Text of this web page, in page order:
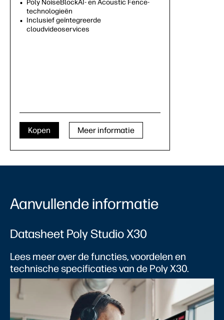
Poly NoiseBlockAI- en Acoustic Fence-
technologieën
Inclusief geïntegreerde
cloudvideoservices
Kopen Meer informatie
Aanvullende informatie
Datasheet Poly Studio X30
Lees meer over de functies, voordelen en
technische specificaties van de Poly X30.